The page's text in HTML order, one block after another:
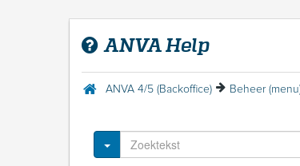
ANVA Help
ANVA 4/5 (Backoffice) Beheer
Toggle Dropdown
Beheer Polis (menu)
Beheer Betrokkene (menu)
BFVS -